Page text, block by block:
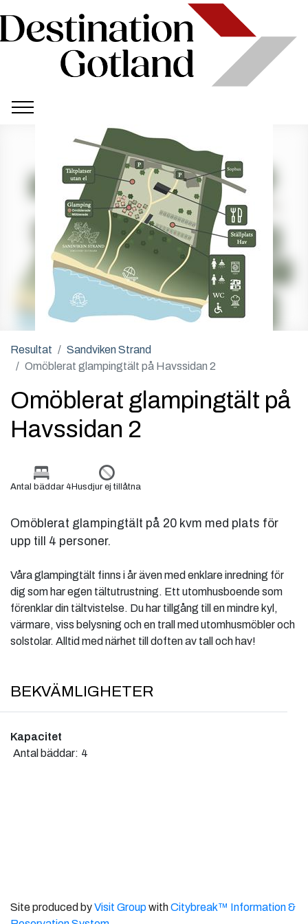
Resultat
Sandviken Strand
Omöblerat glampingtält på Havssidan 2
Omöblerat glampingtält på
Havssidan 2
Antal bäddar 4Husdjur ej tillåtna
Omöblerat glampingtält på 20 kvm med plats för
upp till 4 personer.
Våra glampingtält finns i år även med enklare inredning för
dig som har egen tältutrustning. Ett utomhusboende som
förenklar din tältvistelse. Du har tillgång till en mindre kyl,
värmare, viss belysning och en trall med utomhusmöbler och
solstolar. Alltid med närhet till doften av tall och hav!
BEKVÄMLIGHETER
Kapacitet
Antal bäddar: 4
Site produced byVisit GroupwithCitybreak™ Information &